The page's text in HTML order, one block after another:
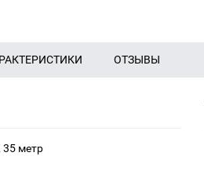
ОТЗЫВЫ
35 метр